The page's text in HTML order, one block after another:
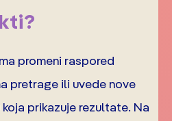
promeni raspored
pretrage ili uvede nove
prikazuje rezultate. Na